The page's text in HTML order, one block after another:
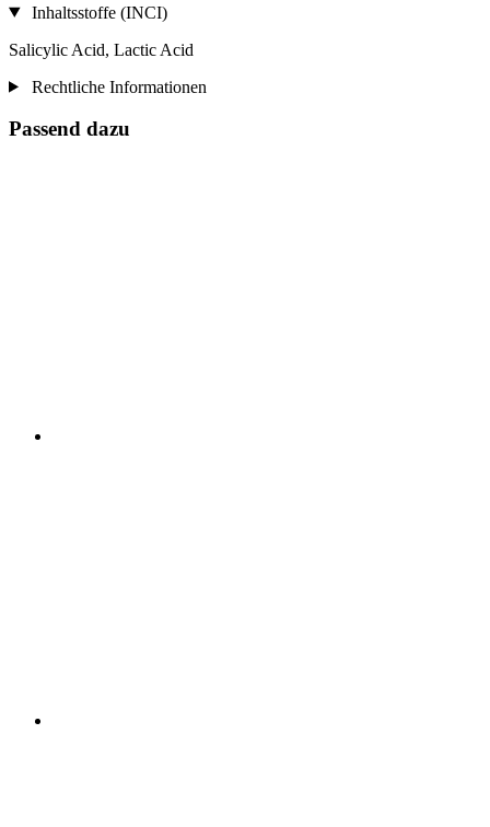
Inhaltsstoffe (INCI)
Salicylic Acid, Lactic Acid
Rechtliche Informationen
Passend dazu